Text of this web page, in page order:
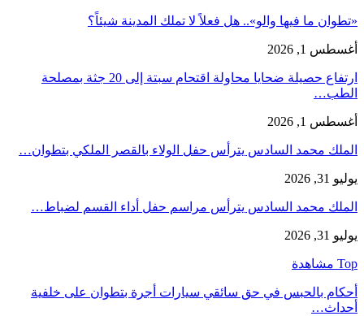
«تطوان ما فيها والو».. هل فعلاً لا تملك المدينة شيئاً؟
أغسطس 1, 2026
ارتفاع حصيلة ضحايا محاولة اقتحام سبتة إلى 20 جثة بمصلحة
الطب…
أغسطس 1, 2026
الملك محمد السادس يترأس حفل الولاء بالقصر الملكي بتطوان…
يوليو 31, 2026
الملك محمد السادس يترأس مراسم حفل أداء القسم لضباط…
يوليو 31, 2026
Top مشاهدة
أحكام بالحبس في حق سائقي سيارات أجرة بتطوان على خلفية
أحداث…